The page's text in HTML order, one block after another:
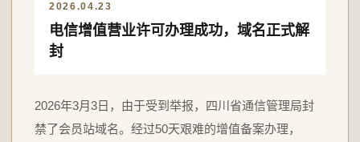
2026.04.23
电信增值营业许可办理成功，域名正式解
封
2026年3月3日，由于受到举报，四川省通信管理局封
禁了会员站域名。经过50天艰难的增值备案办理，